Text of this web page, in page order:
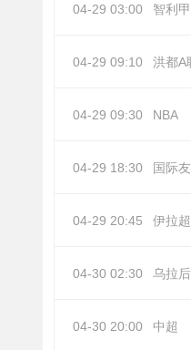
04-29 03:00 智利甲
04-29 09:10 洪都A
04-29 09:30 NBA
04-29 18:30 国际
04-29 20:45 伊拉超
04-30 02:30 乌拉
04-30 20:00 中超